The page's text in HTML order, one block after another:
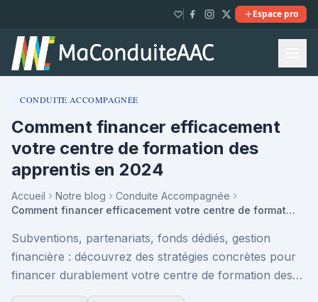
Espace pro
CONDUITE ACCOMPAGNÉE
Comment financer efficacement
votre centre de formation des
apprentis en 2024
Accueil Notre blog
Conduite Accompagnée
Comment financer efficacement votre centre de formation des apprentis en 2024
Subventions, partenariats, fonds dédiés, gestion
financière : découvrez des stratégies concrètes pour
financer durablement votre centre de formation des
apprentis en 2024 et sécuriser son développemen...